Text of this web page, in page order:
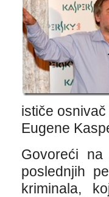
ističe
Eugene
Govoreći
poslednjih
kriminala,